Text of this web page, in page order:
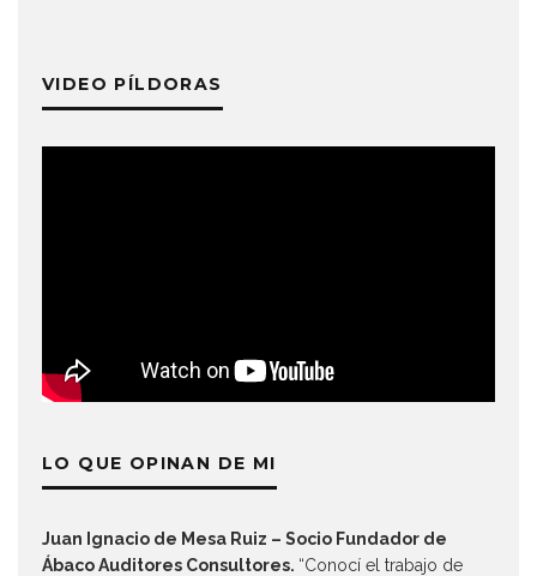
VIDEO PÍLDORAS
LO QUE OPINAN DE MI
Juan Ignacio de Mesa Ruiz – Socio Fundador de
Ábaco Auditores Consultores. “Conocí el trabajo de